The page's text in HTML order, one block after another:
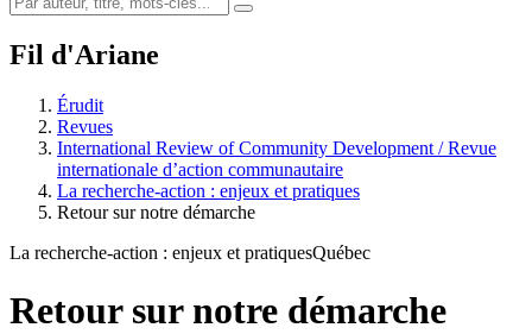
Fil d'Ariane
Érudit
Revues
International Review of Community Development / Revue
internationale d’action communautaire
La recherche-action : enjeux et pratiques
Retour sur notre démarche
La recherche-action : enjeux et pratiquesQuébec
Retour sur notre démarche